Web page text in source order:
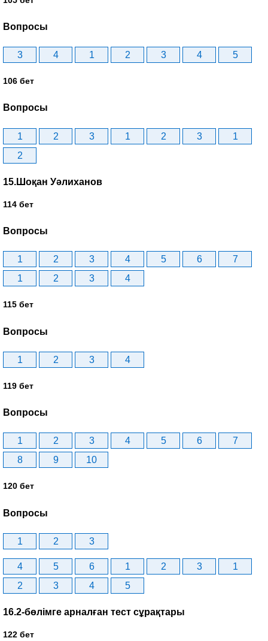
Вопросы
3 4 1 2 3 4 5
106 бет
Вопросы
1 2 3 1 2 3
1
2
15.Шоқан Уәлиханов
114 бет
Вопросы
1 2 3 4 5 6
7
1
2 3 4
115 бет
Вопросы
1 2 3 4
119 бет
Вопросы
1 2 3 4 5 6
7
8
9 10
120 бет
Вопросы
1 2 3
4 5 6 1 2 3
1
2
3 4 5
16.2-бөлімге арналған тест сұрақтары
122 бет